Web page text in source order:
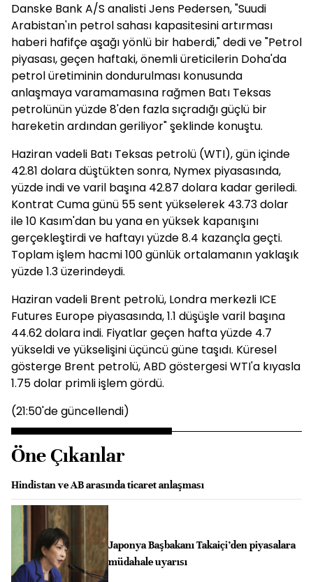
Danske Bank A/S analisti Jens Pedersen, "Suudi
Arabistan'ın petrol sahası kapasitesini artırması
haberi hafifçe aşağı yönlü bir haberdi," dedi ve "Petrol
piyasası, geçen haftaki, önemli üreticilerin Doha'da
petrol üretiminin dondurulması konusunda
anlaşmaya varamamasına rağmen Batı Teksas
petrolünün yüzde 8'den fazla sıçradığı güçlü bir
hareketin ardından geriliyor" şeklinde konuştu.
Haziran vadeli Batı Teksas petrolü (WTI), gün içinde
42.81 dolara düştükten sonra, Nymex piyasasında,
yüzde indi ve varil başına 42.87 dolara kadar geriledi.
Kontrat Cuma günü 55 sent yükselerek 43.73 dolar
ile 10 Kasım'dan bu yana en yüksek kapanışını
gerçekleştirdi ve haftayı yüzde 8.4 kazançla geçti.
Toplam işlem hacmi 100 günlük ortalamanın yaklaşık
yüzde 1.3 üzerindeydi.
Haziran vadeli Brent petrolü, Londra merkezli ICE
Futures Europe piyasasında, 1.1 düşüşle varil başına
44.62 dolara indi. Fiyatlar geçen hafta yüzde 4.7
yükseldi ve yükselişini üçüncü güne taşıdı. Küresel
gösterge Brent petrolü, ABD göstergesi WTI'a kıyasla
1.75 dolar primli işlem gördü.
(21:50'de güncellendi)
Öne Çıkanlar
Hindistan ve AB arasında ticaret anlaşması
Japonya Başbakanı Takaiçi’den piyasalara
müdahale uyarısı